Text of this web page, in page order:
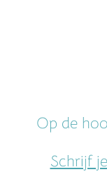
Op de
Schrijf